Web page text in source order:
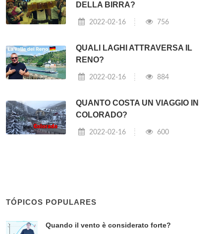
DELLA BIRRA?
2022-02-16 756
QUALI LAGHI ATTRAVERSA IL
RENO?
2022-02-16 884
QUANTO COSTA UN VIAGGIO IN
COLORADO?
2022-02-16 600
TÓPICOS POPULARES
Quando il vento è considerato forte?